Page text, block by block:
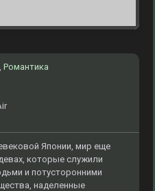
, Романтика
Японии, мир еще
которые служили
и потусторонними
наделенные